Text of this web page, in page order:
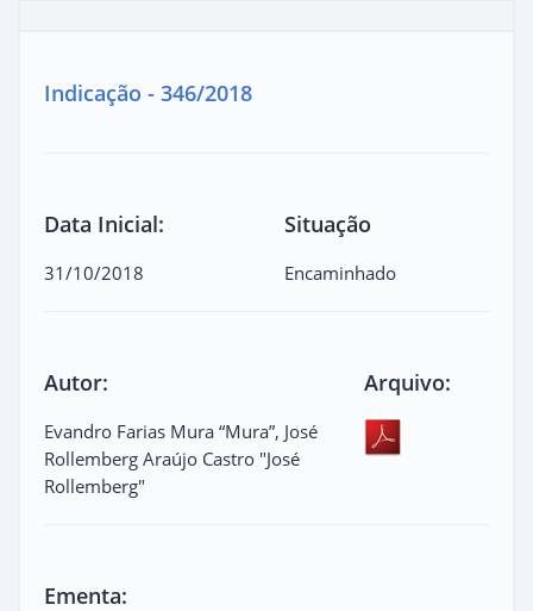
Indicação - 346/2018
Data Inicial:
31/10/2018
Situação
Encaminhado
Autor:
Evandro Farias Mura “Mura”, José
Rollemberg Araújo Castro "José
Rollemberg"
Arquivo:
Ementa: